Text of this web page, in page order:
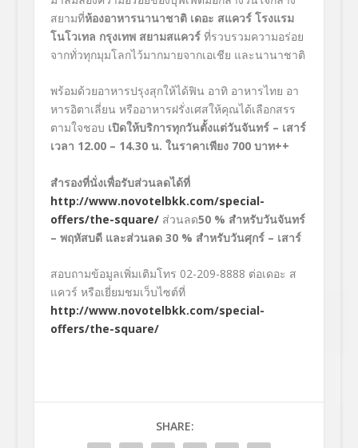
สยามที่ห้องอาหารนานาชาติ เดอะ สแควร์ โรงแรม
โนโวเทล กรุงเทพ สยามสแควร์ที่รวบรวมความอร่อย
จากทั่วทุกมุมโลกไว้มากมายจากเอเชีย และนานาชาติ
พร้อมด้วยอาหารปรุงสุกให้ได้ฟิน อาทิ อาหารไทย อา
หารอิตาเลี่ยน หรืออาหารฝรั่งเศสให้คุณได้เลือกสรร
ตามใจชอบ เปิดให้บริการทุกวันตั้งแต่วันจันทร์ – เสาร์
เวลา 12.00 – 14.30 น. ในราคาเพียง 700 บาท++
สำรองที่นั่งเพื่อรับส่วนลดได้ที่
http://www.novotelbkk.com/special-
offers/the-square/ส่วนลด50 % สำหรับวันจันทร์
– พฤหัสบดี และส่วนลด 30 % สำหรับวันศุกร์ – เสาร์
สอบถามข้อมูลเพิ่มเติมโทร 02-209-8888 ต่อเดอะ ส
แควร์ หรือเยี่ยมชมเว็บไซต์ที่
http://www.novotelbkk.com/special-
offers/the-square/
SHARE: